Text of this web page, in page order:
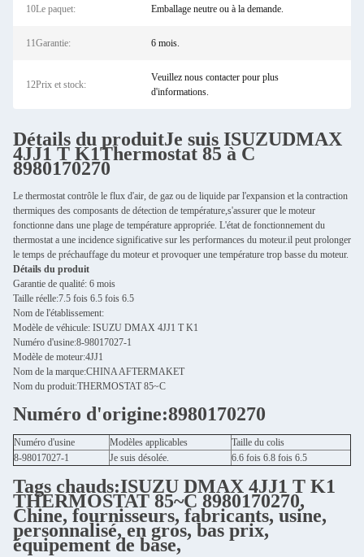
10Le paquet: Emballage neutre ou à la demande.
11Garantie: 6 mois.
12Prix et stock:
Veuillez nous contacter pour plus
d'informations.
Détails du produitJe suis ISUZUDMAX
4JJ1 T K1Thermostat 85 à C
8980170270
Le thermostat contrôle le flux d'air, de gaz ou de liquide par l'expansion et la contraction
thermiques des composants de détection de température,s'assurer que le moteur
fonctionne dans une plage de température appropriée. L'état de fonctionnement du
thermostat a une incidence significative sur les performances du moteur.il peut prolonger
le temps de préchauffage du moteur et provoquer une température trop basse du moteur.
Détails du produit
Garantie de qualité: 6 mois
Taille réelle:7.5 fois 6.5 fois 6.5
Nom de l'établissement:
Modèle de véhicule: ISUZU DMAX 4JJ1 T K1
Numéro d'usine:8-98017027-1
Modèle de moteur:4JJ1
Nom de la marque:CHINA AFTERMAKET
Nom du produit:THERMOSTAT 85~C
Numéro d'origine:8980170270
Numéro d'usine Modèles applicables
Taille du colis
8-98017027-1
Je suis désolée. 6.6 fois 6.8 fois 6.5
Tags chauds:ISUZU DMAX 4JJ1 T K1
THERMOSTAT 85~C 8980170270,
Chine, fournisseurs, fabricants, usine,
personnalisé, en gros, bas prix,
équipement de base,